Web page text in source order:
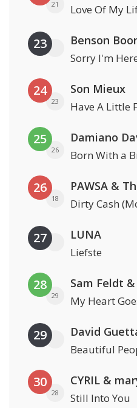
21 Love Of My
23 Benson
Sorry I'm
24
23
Son Mieux
Have A Little
25
26
Damiano
Born With a
26
18 Dirty Cash
27 LUNA
Liefste
28
29
Sam Feldt
My Heart
29 David
Beautiful
30
28
CYRIL &
Still Into You